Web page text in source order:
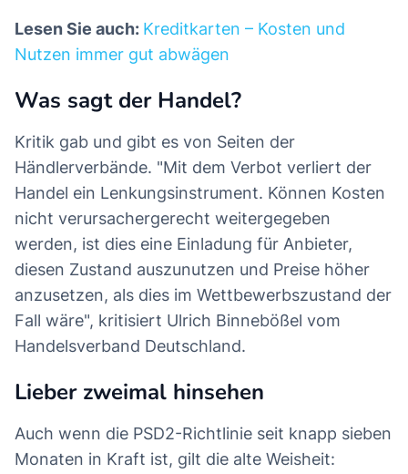
Lesen Sie auch: Kreditkarten – Kosten und
Nutzen immer gut abwägen
Was sagt der Handel?
Kritik gab und gibt es von Seiten der
Händlerverbände. "Mit dem Verbot verliert der
Handel ein Lenkungsinstrument. Können Kosten
nicht verursachergerecht weitergegeben
werden, ist dies eine Einladung für Anbieter,
diesen Zustand auszunutzen und Preise höher
anzusetzen, als dies im Wettbewerbszustand der
Fall wäre", kritisiert Ulrich Binnebößel vom
Handelsverband Deutschland.
Lieber zweimal hinsehen
Auch wenn die PSD2-Richtlinie seit knapp sieben
Monaten in Kraft ist, gilt die alte Weisheit: